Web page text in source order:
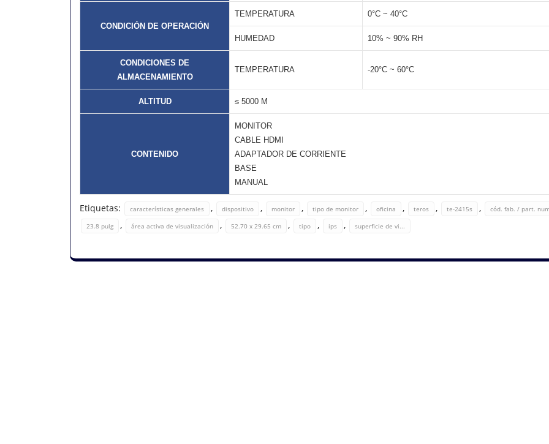
CONDICIÓN DE OPERACIÓN
TEMPERATURA 0°C ~ 40°C
HUMEDAD 10% ~ 90% RH
CONDICIONES DE
ALMACENAMIENTO
TEMPERATURA -20°C ~ 60°C
ALTITUD ≤ 5000 M
CONTENIDO
MONITOR
CABLE HDMI
ADAPTADOR DE CORRIENTE
BASE
MANUAL
Etiquetas: características generales , dispositivo , monitor , tipo de monitor , oficina , teros , te-2415s , cód. fab. / part.
23.8 pulg , área activa de visualización , 52.70 x 29.65 cm , tipo , ips , superficie de vi...